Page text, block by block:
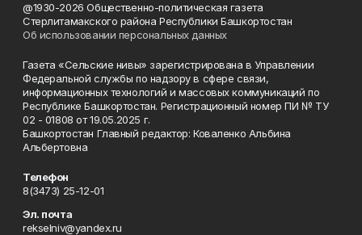
@1930-2026 Общественно-политическая газета
Стерлитамакского района Республики Башкортостан
Об использовании персональных данных
Газета «Сельские нивы» зарегистрирована в Управлении
Федеральной службы по надзору в сфере связи,
информационных технологий и массовых коммуникаций по
Республике Башкортостан. Регистрационный номер ПИ № ТУ
02 - 01808 от 19.05.2025 г.
Башкортостан Главный редактор: Коваленко Альбина
Альбертовна
Телефон
8(3473) 25-12-01
Эл. почта
rekselniv@yandex.ru